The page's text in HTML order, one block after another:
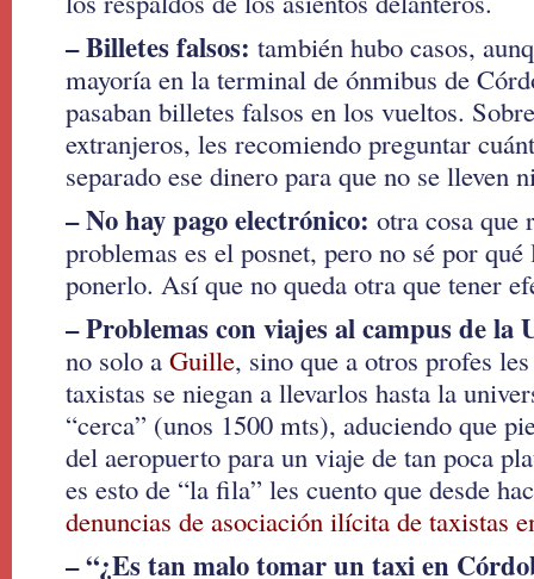
– Billetes falsos: también hubo casos,
mayoría en la terminal de ónmibus de
pasaban billetes falsos en los vueltos.
extranjeros, les recomiendo preguntar
separado ese dinero para que no se lleven
– No hay pago electrónico: otra cosa que
problemas es el posnet, pero no sé por
ponerlo. Así que no queda otra que tener
– Problemas con viajes al campus de la
no solo a Guille, sino que a otros profes
taxistas se niegan a llevarlos hasta la
“cerca” (unos 1500 mts), aduciendo que
del aeropuerto para un viaje de tan poca
es esto de “la fila” les cuento que desde
denuncias de asociación ilícita de taxistas
– “¿Es tan malo tomar un taxi en